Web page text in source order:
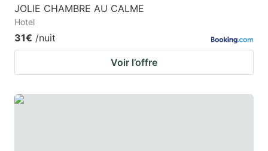
JOLIE CHAMBRE AU CALME
Hotel
31€ /nuit
Voir l’offre